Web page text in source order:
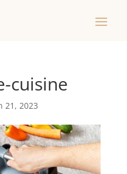
cuisine
21, 2023